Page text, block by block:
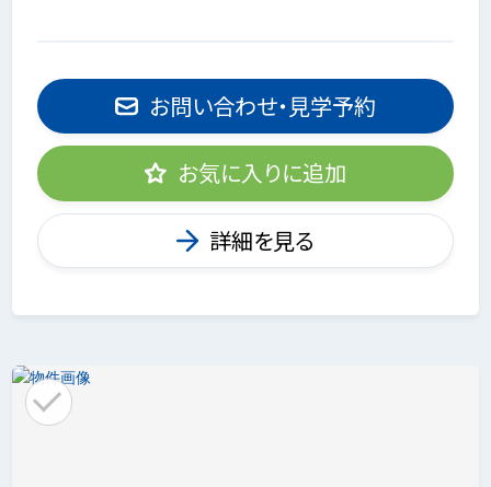
お問い合わせ・見学予約
お気に入りに追加
詳細を見る